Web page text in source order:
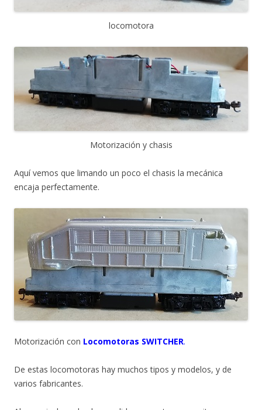
locomotora
Motorización y chasis
Aquí vemos que limando un poco el chasis la mecánica
encaja perfectamente.
Motorización con Locomotoras SWITCHER.
De estas locomotoras hay muchos tipos y modelos, y de
varios fabricantes.